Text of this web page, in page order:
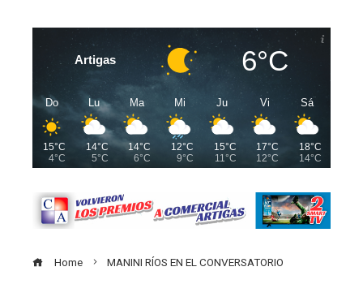
Artigas 6°C
Do
15°C
4°C
Lu
14°C
5°C
Ma
14°C
6°C
Mi
12°C
9°C
Ju
15°C
11°C
Vi
17°C
12°C
Sá
18°C
14°C
Home MANINI RÍOS EN EL CONVERSATORIO